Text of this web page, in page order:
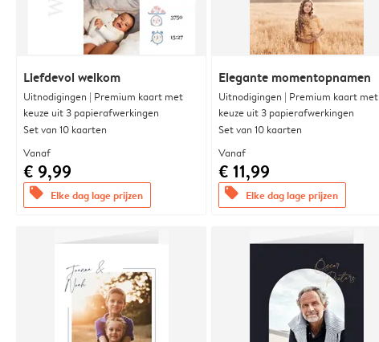
Liefdevol welkom
Uitnodigingen | Premium kaart met
keuze uit 3 papierafwerkingen
Set van 10 kaarten
Vanaf
€ 9,99
offers Elke dag lage prijzen
Elegante momentopnamen
Uitnodigingen | Premium kaart met
keuze uit 3 papierafwerkingen
Set van 10 kaarten
Vanaf
€ 11,99
offers Elke dag lage prijzen